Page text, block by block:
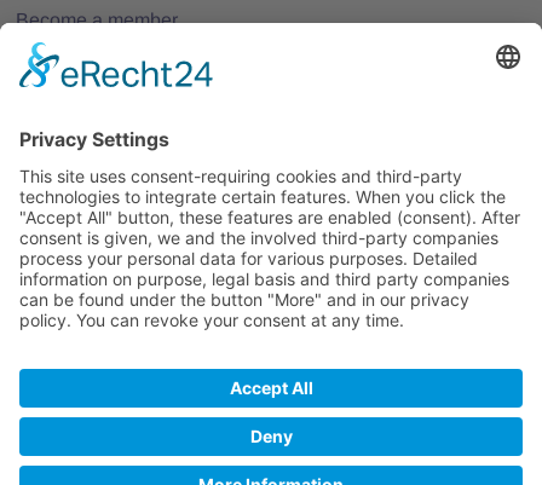
Become a member
Projects
Partner Networks
Events
All Events
Jobs
All Jobs
Contact
Legal Notice
Privacy Policy